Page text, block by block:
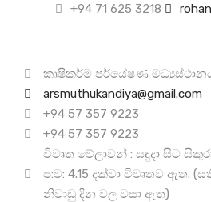
+94 71 625 3218
කෘෂිකර්ම පර්යේෂණ
arsmuthukandiya@gmail.com
+94 57 357 9223
+94 57 357 9223
විවෘත වේලාවන් : සඳුදා සිට
ප:ව: 4.15 දක්වා විවෘතව ඇත.
නිවාඩු දින වල වසා ඇත)